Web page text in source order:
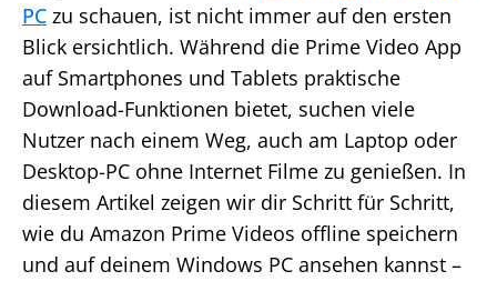
PC zu schauen, ist nicht immer auf den ersten
Blick ersichtlich. Während die Prime Video App
auf Smartphones und Tablets praktische
Download-Funktionen bietet, suchen viele
Nutzer nach einem Weg, auch am Laptop oder
Desktop-PC ohne Internet Filme zu genießen. In
diesem Artikel zeigen wir dir Schritt für Schritt,
wie du Amazon Prime Videos offline speichern
und auf deinem Windows PC ansehen kannst –